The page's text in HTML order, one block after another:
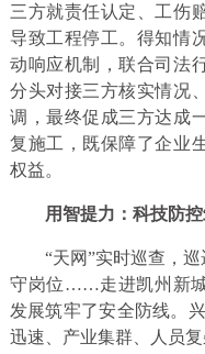
三方就责任认定、工伤
导致工程停工。得知情
动响应机制，联合司法
分头对接三方核实情况
调，最终促成三方达成
复施工，既保障了企业
权益。
用智提力： 科技防
“天网”实时巡查，
守岗位……走进凯州新
发展筑牢了安全防线。
迅速、产业集群、人员